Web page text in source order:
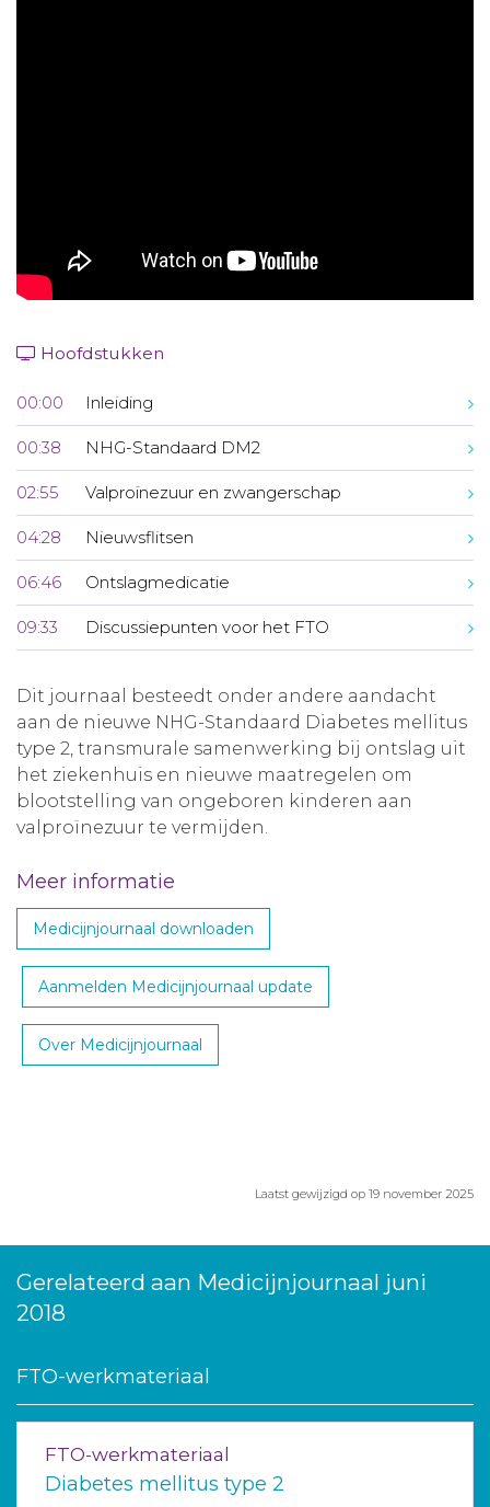
Hoofdstukken
00:00 Inleiding
00:38 NHG-Standaard DM2
02:55 Valproïnezuur en zwangerschap
04:28 Nieuwsflitsen
06:46 Ontslagmedicatie
09:33 Discussiepunten voor het FTO
Dit journaal besteedt onder andere aandacht
aan de nieuwe NHG-Standaard Diabetes mellitus
type 2, transmurale samenwerking bij ontslag uit
het ziekenhuis en nieuwe maatregelen om
blootstelling van ongeboren kinderen aan
valproïnezuur te vermijden.
Meer informatie
Medicijnjournaal downloaden
Aanmelden Medicijnjournaal update
Over Medicijnjournaal
Laatst gewijzigd op 19 november 2025
Gerelateerd aan Medicijnjournaal juni
2018
FTO-werkmateriaal
FTO-werkmateriaal
Diabetes mellitus type 2